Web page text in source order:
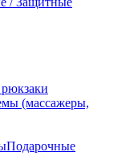
(массажеры,
Подарочные